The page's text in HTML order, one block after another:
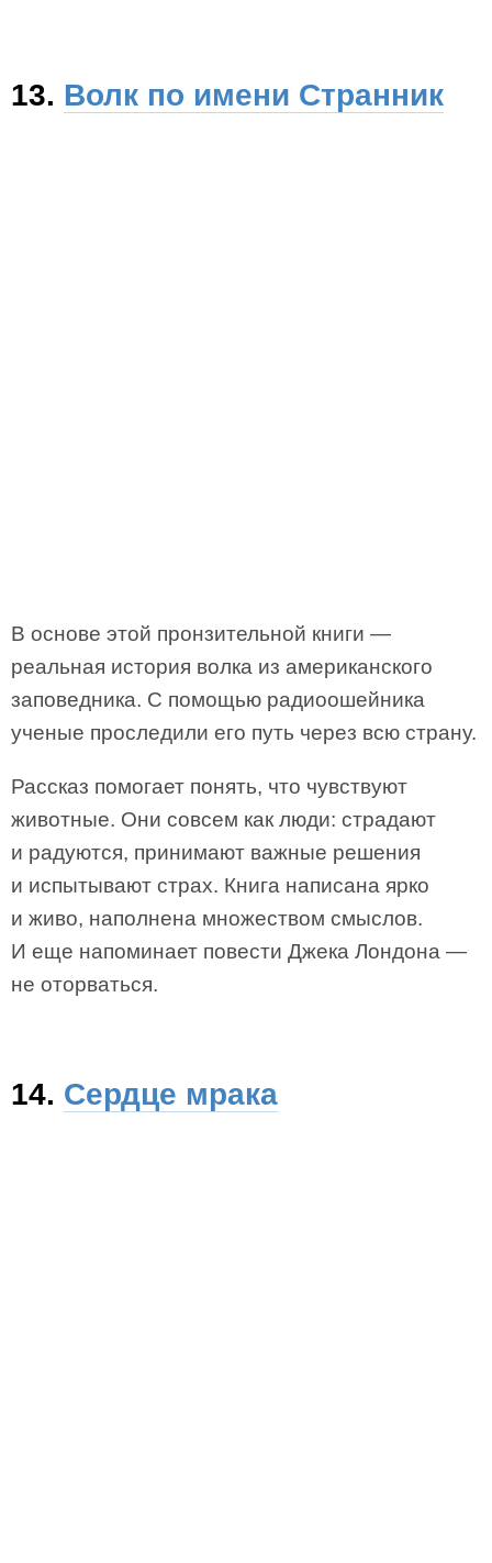
13. Волк по имени Странник
В основе этой пронзительной книги —
реальная история волка из американского
заповедника. С помощью радиоошейника
ученые проследили его путь через всю страну.
Рассказ помогает понять, что чувствуют
животные. Они совсем как люди: страдают
и радуются, принимают важные решения
и испытывают страх. Книга написана ярко
и живо, наполнена множеством смыслов.
И еще напоминает повести Джека Лондона —
не оторваться.
14. Сердце мрака